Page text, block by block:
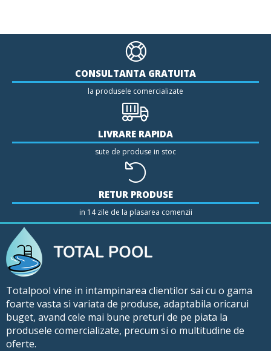
CONSULTANTA GRATUITA
la produsele comercializate
LIVRARE RAPIDA
sute de produse in stoc
RETUR PRODUSE
in 14 zile de la plasarea comenzii
Totalpool vine in intampinarea clientilor sai cu o gama
foarte vasta si variata de produse, adaptabila oricarui
buget, avand cele mai bune preturi de pe piata la
produsele comercializate, precum si o multitudine de
oferte.